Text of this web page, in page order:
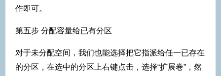
作即可。
第五步 分配容量给已有分区
对于未分配空间，我们也能选择把它指派给任一已存在
的分区，在选中的分区上右键点击，选择“扩展卷”，然